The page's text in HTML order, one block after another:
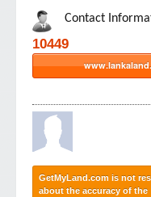
Contact
10449
GetMyLand.com is not
about the accuracy of the